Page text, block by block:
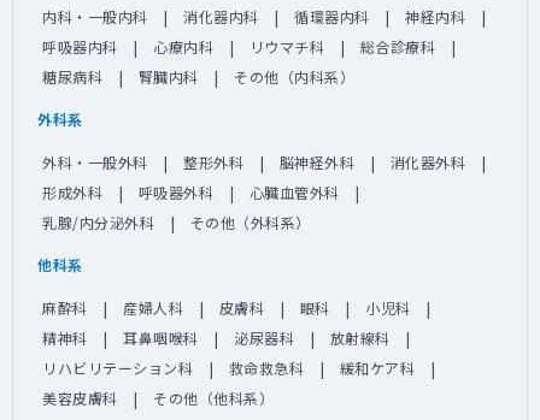
内科・一般内科 消化器内科 循環器内科
神経内科
呼吸器内科
心療内科 リウマチ科
総合診療科
糖尿病科
腎臓内科 その他（内科系）
外科系
外科・一般外科 整形外科 脳神経外科
消化器外科
形成外科
呼吸器外科
心臓血管外科
乳腺/内分泌外科
その他（外科系）
他科系
麻酔科 産婦人科 皮膚科 眼科
小児科
精神科
耳鼻咽喉科 泌尿器科
放射線科
リハビリテーション科
救命救急科
緩和ケア科
美容皮膚科
その他（他科系）